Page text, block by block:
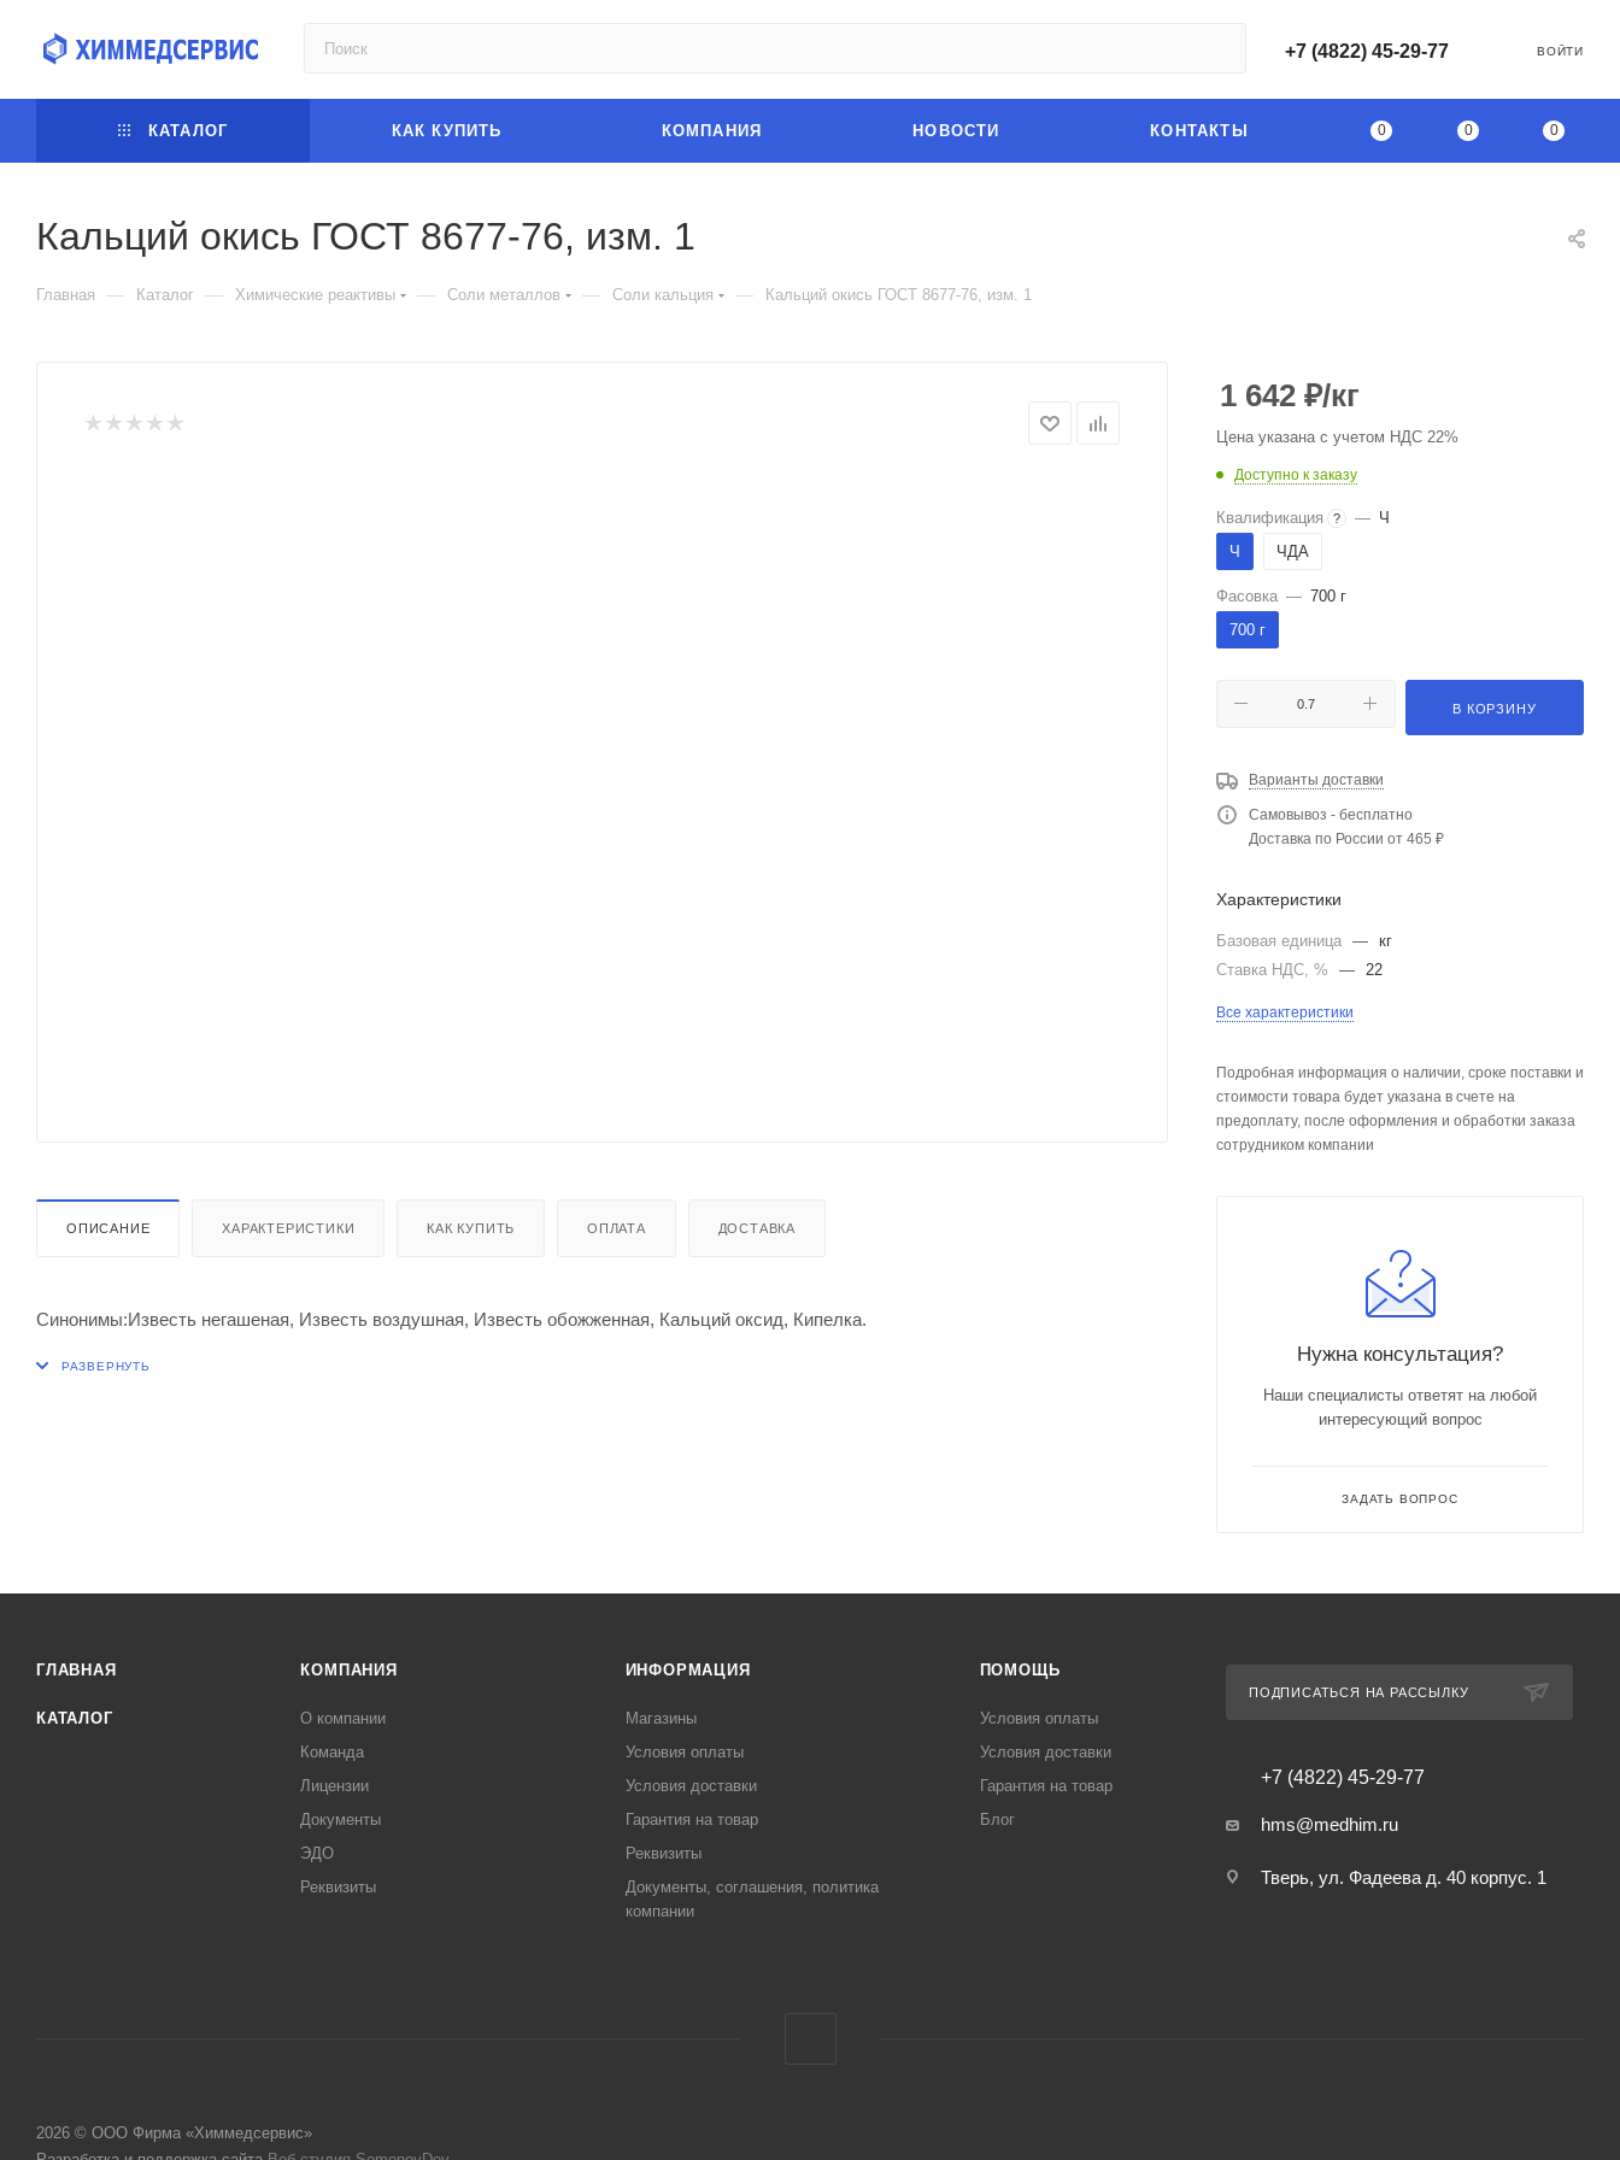
+7 (4822) 45-29-77 ВОЙТИ
0 0 0
КАТАЛОГ КАК КУПИТЬ КОМПАНИЯ НОВОСТИ КОНТАКТЫ
Кальций окись ГОСТ 8677-76, изм. 1
Главная — Каталог — Химические реактивы — Соли металлов — Соли кальция — Кальций окись ГОСТ 8677-76, изм. 1
ОПИСАНИЕ ХАРАКТЕРИСТИКИ КАК КУПИТЬ ОПЛАТА ДОСТАВКА
Синонимы:Известь негашеная, Известь воздушная, Известь обожженная, Кальций оксид, Кипелка.
1 642 ₽/кг
Цена указана с учетом НДС 22%
Доступно к заказу
Квалификация ? — Ч
Ч
ЧДА
Фасовка — 700 г
700 г
В КОРЗИНУ
Варианты доставки
Самовывоз - бесплатно
Доставка по России от 465 ₽
Характеристики
Базовая единица — кг
Ставка НДС, %
— 22
Все характеристики
Подробная информация о наличии, сроке поставки и
стоимости товара будет указана в счете на
предоплату, после оформления и обработки заказа
сотрудником компании
Нужна консультация?
Наши специалисты ответят на любой
интересующий вопрос
ЗАДАТЬ ВОПРОС
ГЛАВНАЯ
КАТАЛОГ
КОМПАНИЯ
О компании
Команда
Лицензии
Документы
ЭДО
Реквизиты
ИНФОРМАЦИЯ
Магазины
Условия оплаты
Условия доставки
Гарантия на товар
Реквизиты
Документы, соглашения, политика
компании
ПОМОЩЬ
Условия оплаты
Условия доставки
Гарантия на товар
Блог
ПОДПИСАТЬСЯ НА РАССЫЛКУ
+7 (4822) 45-29-77
hms@medhim.ru
Тверь, ул. Фадеева д. 40 корпус. 1
2026 © ООО Фирма «Химмедсервис»